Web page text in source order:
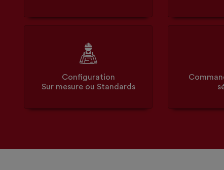
Configuration
Sur mesure ou Standards